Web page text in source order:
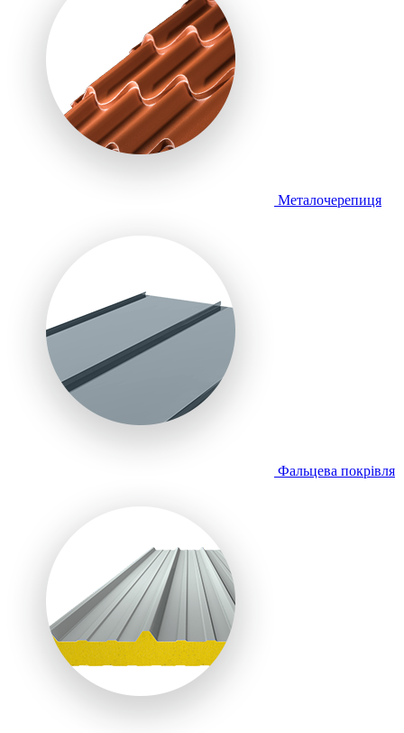
Металочерепиця
Фальцева покрівля